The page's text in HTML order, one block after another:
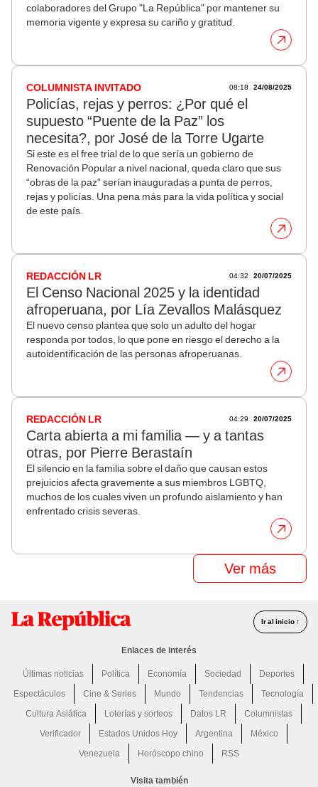
colaboradores del Grupo "La República" por mantener su
memoria vigente y expresa su cariño y gratitud.
COLUMNISTA INVITADO 08:18 |24/08/2025
Policías, rejas y perros: ¿Por qué el
supuesto “Puente de la Paz” los
necesita?, por José de la Torre Ugarte
Si este es el free trial de lo que sería un gobierno de
Renovación Popular a nivel nacional, queda claro que sus
“obras de la paz” serían inauguradas a punta de perros,
rejas y policías. Una pena más para la vida política y social
de este país.
REDACCIÓN LR 04:32 |20/07/2025
El Censo Nacional 2025 y la identidad
afroperuana, por Lía Zevallos Malásquez
El nuevo censo plantea que solo un adulto del hogar
responda por todos, lo que pone en riesgo el derecho a la
autoidentificación de las personas afroperuanas.
REDACCIÓN LR 04:29 |20/07/2025
Carta abierta a mi familia — y a tantas
otras, por Pierre Berastaín
El silencio en la familia sobre el daño que causan estos
prejuicios afecta gravemente a sus miembros LGBTQ,
muchos de los cuales viven un profundo aislamiento y han
enfrentado crisis severas.
Ver más
Ir al inicio ↑
Enlaces de interés
Últimas noticias Política Economía Sociedad
Deportes
Espectáculos
Cine & Series Mundo Tendencias
Tecnología
Cultura Asiática
Loterías y sorteos Datos LR
Columnistas
Verificador
Estados Unidos Hoy Argentina
México
Venezuela
Horóscopo chino RSS
Visita también